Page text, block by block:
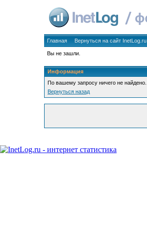
Главная Вернуться на сайт InetLog.ru
Вы не зашли.
Информация
По вашему запросу ничего не найдено.
Вернуться назад